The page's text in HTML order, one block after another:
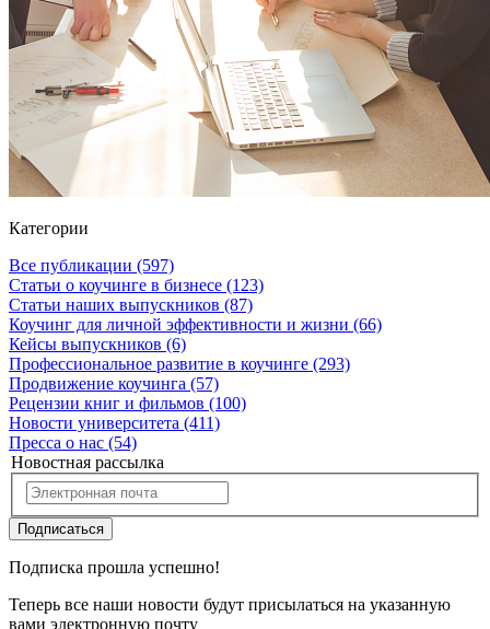
Категории
Все публикации (597)
Статьи о коучинге в бизнесе (123)
Статьи наших выпускников (87)
Коучинг для личной эффективности и жизни (66)
Кейсы выпускников (6)
Профессиональное развитие в коучинге (293)
Продвижение коучинга (57)
Рецензии книг и фильмов (100)
Новости университета (411)
Пресса о нас (54)
Новостная рассылка
Подписаться
Подписка прошла успешно!
Теперь все наши новости будут присылаться на указанную
вами электронную почту